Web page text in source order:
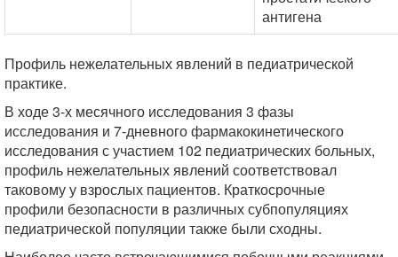
антигена
Профиль нежелательных явлений в педиатрической
практике.
В ходе 3-х месячного исследования 3 фазы
исследования и 7-дневного фармакокинетического
исследования с участием 102 педиатрических больных,
профиль нежелательных явлений соответствовал
таковому у взрослых пациентов. Краткосрочные
профили безопасности в различных субпопуляциях
педиатрической популяции также были сходны.